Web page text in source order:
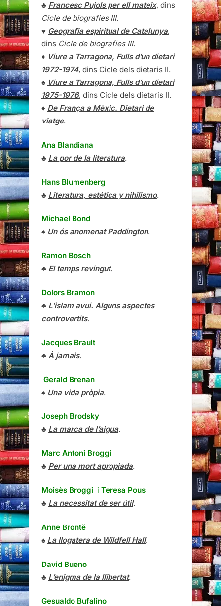
♣ Francesc Pujols per ell mateix, dins
Cicle de biografies III.
♥ Geografia espiritual de Catalunya,
dins Cicle de biografies III.
♦ Viure a Tarragona, Fulls d’un dietari
1972-1974, dins Cicle dels dietaris II.
♠ Viure a Tarragona, Fulls d’un dietari
1975-1976, dins Cicle dels dietaris II.
♦ De França a Mèxic. Dietari de
viatge.
Ana Blandiana
♣ La por de la literatura.
Hans Blumenberg
♣ Literatura, estética y nihilismo.
Michael Bond
♠ Un ós anomenat Paddington.
Ramon Bosch
♣ El temps revingut.
Dolors Bramon
♣ L’islam avui. Alguns aspectes
controvertits.
Jacques Brault
♣ À jamais.
Gerald Brenan
♠ Una vida pròpia.
Joseph Brodsky
♣ La marca de l’aigua.
Marc Antoni Broggi
♣ Per una mort apropiada.
Moisès Broggi i Teresa Pous
♣ La necessitat de ser útil.
Anne Brontë
♠ La llogatera de Wildfell Hall.
David Bueno
♣ L’enigma de la llibertat.
Gesualdo Bufalino